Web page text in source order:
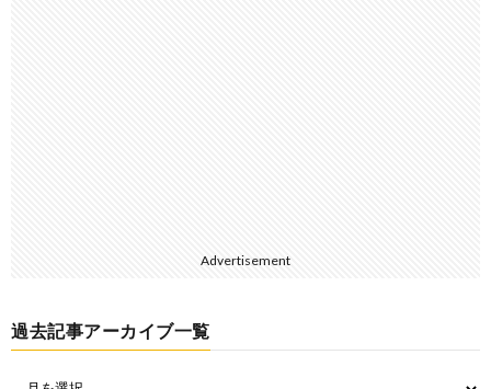
Advertisement
過去記事アーカイブ一覧